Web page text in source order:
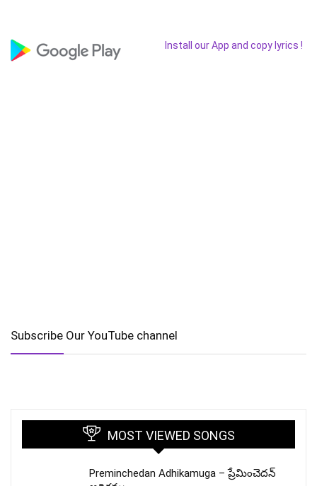
Install our App and copy lyrics !
Subscribe Our YouTube channel
MOST VIEWED SONGS
Preminchedan Adhikamuga – ప్రేమించెదన్